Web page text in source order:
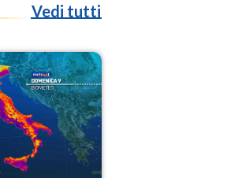
Vedi tutti